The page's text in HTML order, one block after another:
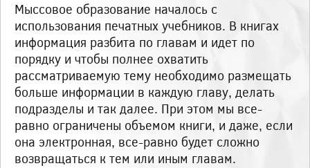
Мыссовое образование началось с
использования печатных учебников. В книгах
информация разбита по главам и идет по
порядку и чтобы полнее охватить
рассматриваемую тему необходимо размещать
больше информации в каждую главу, делать
подразделы и так далее. При этом мы все-
равно ограничены объемом книги, и даже, если
она электронная, все-равно будет сложно
возвращаться к тем или иным главам.